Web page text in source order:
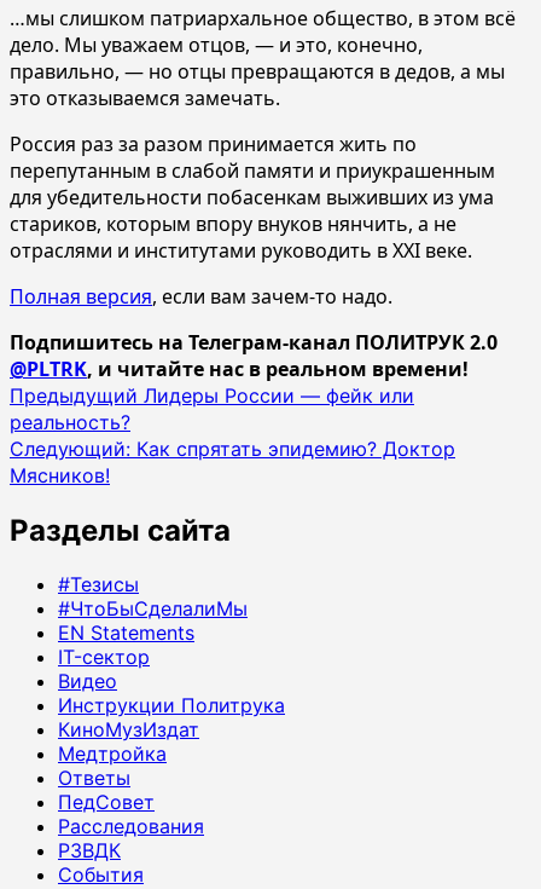
…мы слишком патриархальное общество, в этом всё
дело. Мы уважаем отцов, — и это, конечно,
правильно, — но отцы превращаются в дедов, а мы
это отказываемся замечать.
Россия раз за разом принимается жить по
перепутанным в слабой памяти и приукрашенным
для убедительности побасенкам выживших из ума
стариков, которым впору внуков нянчить, а не
отраслями и институтами руководить в XXI веке.
Полная версия, если вам зачем-то надо.
Подпишитесь на Телеграм-канал ПОЛИТРУК 2.0
@PLTRK, и читайте нас в реальном времени!
Навигация
записи
Предыдущий Лидеры России — фейк или
реальность?
Следующий: Как спрятать эпидемию? Доктор
Мясников!
Разделы сайта
#Тезисы
#ЧтоБыСделалиМы
EN Statements
IT-сектор
Видео
Инструкции Политрука
КиноМузИздат
Медтройка
Ответы
ПедСовет
Расследования
РЗВДК
События